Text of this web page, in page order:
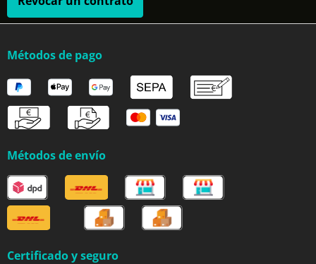
Métodos de pago
Métodos de envío
Certificado y seguro